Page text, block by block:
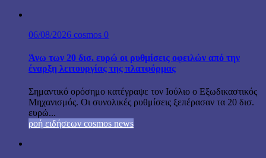
06/08/2026 cosmos 0
Άνω των 20 δισ. ευρώ οι ρυθμίσεις οφειλών από την
έναρξη λειτουργίας της πλατφόρμας
Σημαντικό ορόσημο κατέγραψε τον Ιούλιο ο Εξωδικαστικός
Μηχανισμός. Οι συνολικές ρυθμίσεις ξεπέρασαν τα 20 δισ.
ευρώ...
ροή ειδήσεων cosmos news